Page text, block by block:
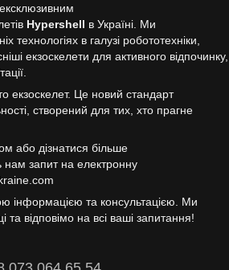
Hypershell в Україні. Ми
технологіях в галузі робототехніки,
екзоскелети для активного відпочинку,
екзоскелет. Це новий стандарт
створений для тих, хто прагне
або дізнатися більше
нам запит на електронну
інформацією та консультацією. Ми
та відповімо на всі ваші запитання!